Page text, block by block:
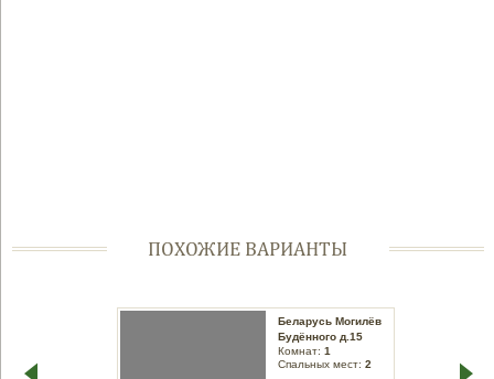
ПОХОЖИЕ ВАРИАНТЫ
Спальных мест:
Беларусь Могилёв
Будённого д.15
Комнат: 1
Спальных мест: 2